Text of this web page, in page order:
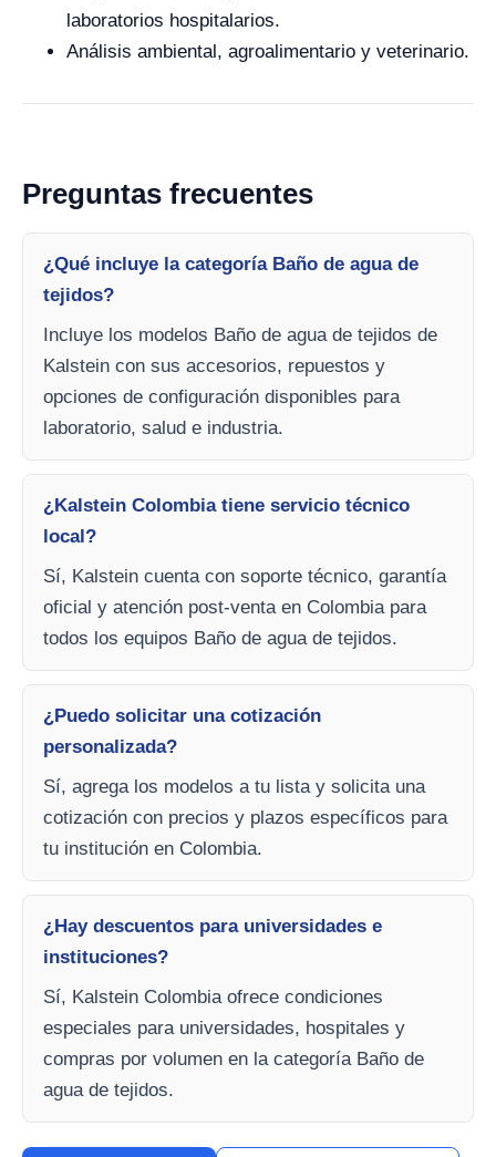
laboratorios hospitalarios.
Análisis ambiental, agroalimentario y veterinario.
Preguntas frecuentes
¿Qué incluye la categoría Baño de agua de
tejidos?
Incluye los modelos Baño de agua de tejidos de
Kalstein con sus accesorios, repuestos y
opciones de configuración disponibles para
laboratorio, salud e industria.
¿Kalstein Colombia tiene servicio técnico
local?
Sí, Kalstein cuenta con soporte técnico, garantía
oficial y atención post-venta en Colombia para
todos los equipos Baño de agua de tejidos.
¿Puedo solicitar una cotización
personalizada?
Sí, agrega los modelos a tu lista y solicita una
cotización con precios y plazos específicos para
tu institución en Colombia.
¿Hay descuentos para universidades e
instituciones?
Sí, Kalstein Colombia ofrece condiciones
especiales para universidades, hospitales y
compras por volumen en la categoría Baño de
agua de tejidos.